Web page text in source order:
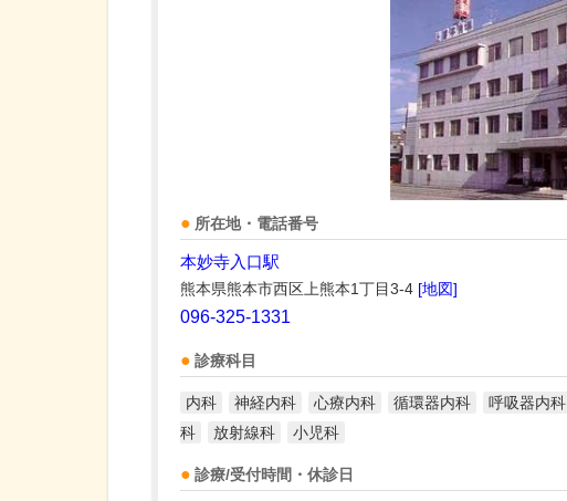
所在地・電話番号
本妙寺入口駅
熊本県熊本市西区上熊本1丁目3-4 [地図]
096-325-1331
診療科目
内科 神経内科 心療内科 循環器内科 呼吸器内科
科
放射線科 小児科
診療/受付時間・休診日